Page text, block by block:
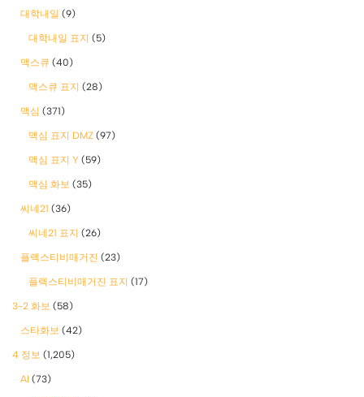
대학내일 (9)
대학내일 표지 (5)
맥스큐 (40)
맥스큐 표지 (28)
맥심 (371)
맥심 표지 DMZ (97)
맥심 표지 Y (59)
맥심 화보 (35)
씨네21 (36)
씨네21 표지 (26)
플렉스티비매거진 (23)
플렉스티비매거진 표지 (17)
3-2 화보 (58)
스타화보 (42)
4 정보 (1,205)
AI (73)